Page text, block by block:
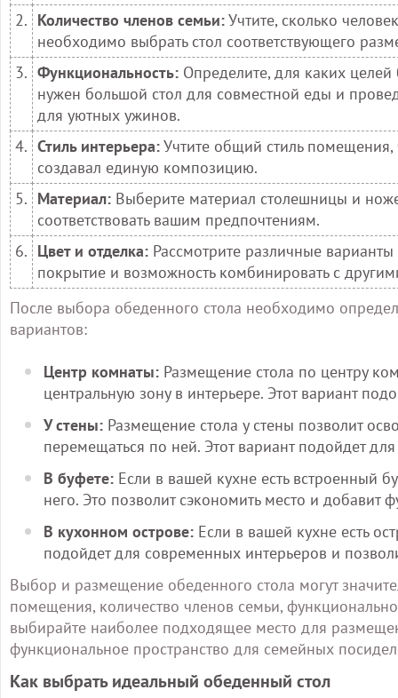
2. Количество членов семьи:Учтите, сколько
необходимо выбрать стол соответствующего
3. Функциональность: Определите, для каких
нужен большой стол для совместной еды и
для уютных ужинов.
4. Стиль интерьера:Учтите общий стиль
создавал единую композицию.
5. Материал: Выберите материал столешницы и
соответствовать вашим предпочтениям.
6. Цвет и отделка: Рассмотрите различные
покрытие и возможность комбинировать с
После выбора обеденного стола необходимо
вариантов:
Центр комнаты: Размещение стола по центру
центральную зону в интерьере. Этот вариант
У стены: Размещение стола у стены позволит
перемещаться по ней. Этот вариант подойдет
В буфете: Если в вашей кухне есть встроенный
него. Это позволит сэкономить место и добавит
В кухонном острове: Если в вашей кухне есть
подойдет для современных интерьеров и
Выбор и размещение обеденного стола могут
помещения, количество членов семьи,
выбирайте наиболее подходящее место для
функциональное пространство для семейных
Как выбрать идеальный обеденный стол